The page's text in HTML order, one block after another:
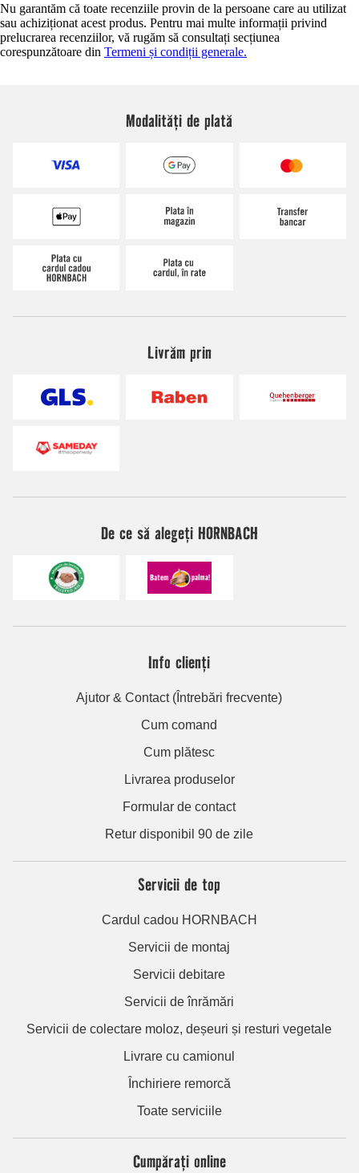
Nu garantăm că toate recenziile provin de la persoane care au utilizat
sau achiziționat acest produs. Pentru mai multe informații privind
prelucrarea recenziilor, vă rugăm să consultați secțiunea
corespunzătoare din Termeni și condiții generale.
Modalități de plată
Livrăm prin
De ce să alegeți HORNBACH
Info clienți
Ajutor & Contact (Întrebări frecvente)
Cum comand
Cum plătesc
Livrarea produselor
Formular de contact
Retur disponibil 90 de zile
Servicii de top
Cardul cadou HORNBACH
Servicii de montaj
Servicii debitare
Servicii de înrămări
Servicii de colectare moloz, deșeuri și resturi vegetale
Livrare cu camionul
Închiriere remorcă
Toate serviciile
Cumpărați online